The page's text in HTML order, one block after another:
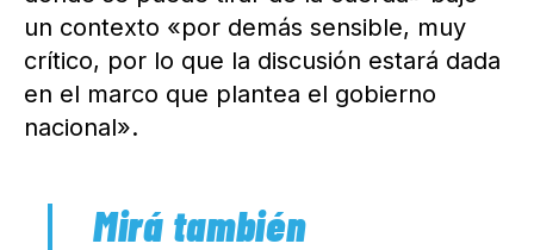
un contexto «por demás sensible, muy
crítico, por lo que la discusión estará dada
en el marco que plantea el gobierno
nacional».